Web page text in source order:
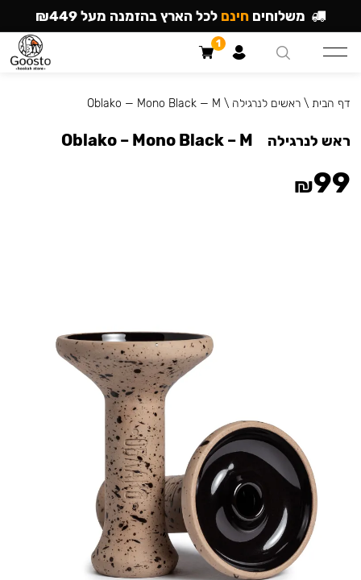
דף הבית \ראשים לנרגילה \
Oblako — Mono Black — M
ראש לנרגילה Oblako – Mono Black – M
₪99
משלוחים חינם לכל הארץ בהזמנה מעל ₪449
1